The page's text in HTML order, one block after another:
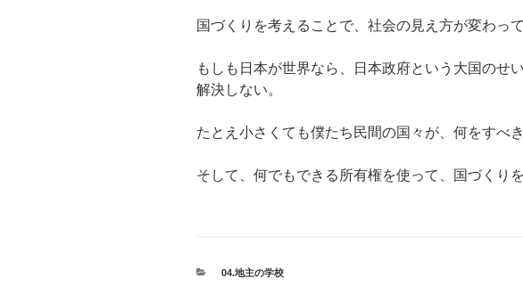
国づくりを考えることで、社会の見え方が変わって
もしも日本が世界なら、日本政府という大国のせ
解決しない。
たとえ小さくても僕たち民間の国々が、何をすべ
そして、何でもできる所有権を使って、国づくりを
カ
04.地主の学校